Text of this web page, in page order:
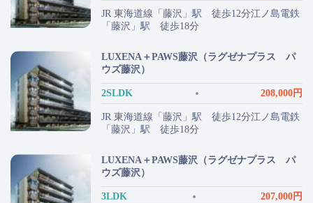
JR 東海道線「藤沢」駅 徒歩12分江ノ島電鉄
「藤沢」駅 徒歩18分
LUXENA＋PAWS藤沢（ラグゼナプラス パ
ウズ藤沢）
2SLDK 208,000円
JR 東海道線「藤沢」駅 徒歩12分江ノ島電鉄
「藤沢」駅 徒歩18分
LUXENA＋PAWS藤沢（ラグゼナプラス パ
ウズ藤沢）
3LDK 207,000円